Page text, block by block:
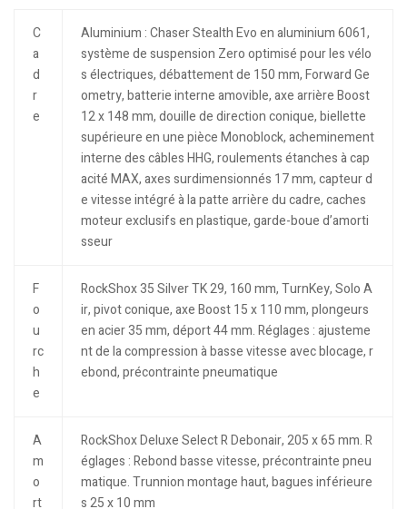
C
a
d
r
e
Aluminium : Chaser Stealth Evo en aluminium 6061,
système de suspension Zero optimisé pour les vélo
s électriques, débattement de 150 mm, Forward Ge
ometry, batterie interne amovible, axe arrière Boost
12 x 148 mm, douille de direction conique, biellette
supérieure en une pièce Monoblock, acheminement
interne des câbles HHG, roulements étanches à cap
acité MAX, axes surdimensionnés 17 mm, capteur d
e vitesse intégré à la patte arrière du cadre, caches
moteur exclusifs en plastique, garde-boue d’amorti
sseur
F
o
u
rc
h
e
RockShox 35 Silver TK 29, 160 mm, TurnKey, Solo A
ir, pivot conique, axe Boost 15 x 110 mm, plongeurs
en acier 35 mm, déport 44 mm. Réglages : ajusteme
nt de la compression à basse vitesse avec blocage, r
ebond, précontrainte pneumatique
A
m
o
rt
RockShox Deluxe Select R Debonair, 205 x 65 mm. R
églages : Rebond basse vitesse, précontrainte pneu
matique. Trunnion montage haut, bagues inférieure
s 25 x 10 mm